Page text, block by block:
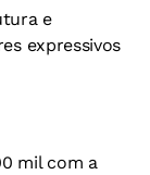
e
expressivos
mil com a